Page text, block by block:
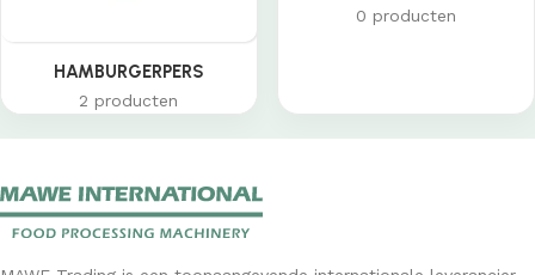
HAMBURGERPERS
2 producten
0 producten